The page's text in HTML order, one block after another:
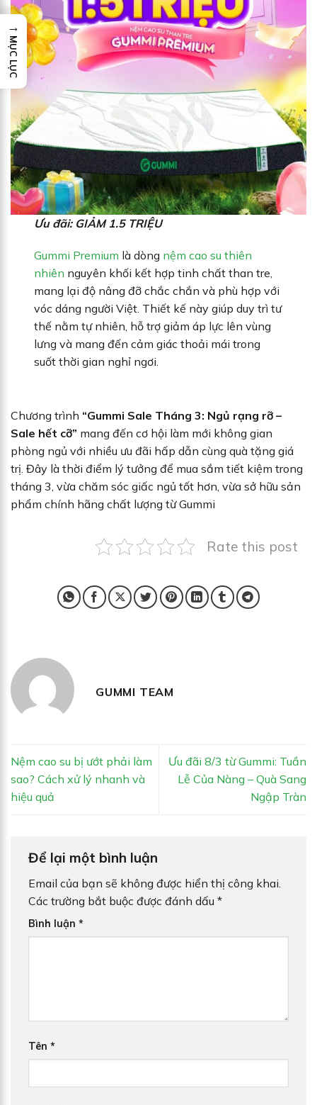
Ưu đãi: GIẢM 1.5 TRIỆU
Gummi Premium là dòng nệm cao su thiên
nhiên nguyên khối kết hợp tinh chất than tre,
mang lại độ nâng đỡ chắc chắn và phù hợp với
vóc dáng người Việt. Thiết kế này giúp duy trì tư
thế nằm tự nhiên, hỗ trợ giảm áp lực lên vùng
lưng và mang đến cảm giác thoải mái trong
suốt thời gian nghỉ ngơi.
Chương trình “Gummi Sale Tháng 3: Ngủ rạng rỡ –
Sale hết cỡ” mang đến cơ hội làm mới không gian
phòng ngủ với nhiều ưu đãi hấp dẫn cùng quà tặng giá
trị. Đây là thời điểm lý tưởng để mua sắm tiết kiệm trong
tháng 3, vừa chăm sóc giấc ngủ tốt hơn, vừa sở hữu sản
phẩm chính hãng chất lượng từ Gummi
Rate this post
GUMMI TEAM
Nệm cao su bị ướt phải làm
sao? Cách xử lý nhanh và
hiệu quả
Ưu đãi 8/3 từ Gummi: Tuần
Lễ Của Nàng – Quà Sang
Ngập Tràn
Để lại một bình luận
Email của bạn sẽ không được hiển thị công khai.
Các trường bắt buộc được đánh dấu *
Bình luận *
Tên *
→
MỤC LỤC